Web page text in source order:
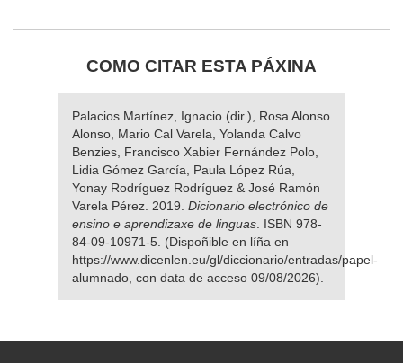
COMO CITAR ESTA PÁXINA
Palacios Martínez, Ignacio (dir.), Rosa Alonso
Alonso, Mario Cal Varela, Yolanda Calvo
Benzies, Francisco Xabier Fernández Polo,
Lidia Gómez García, Paula López Rúa,
Yonay Rodríguez Rodríguez & José Ramón
Varela Pérez. 2019. Dicionario electrónico de
ensino e aprendizaxe de linguas . ISBN 978-
84-09-10971-5. (Dispoñible en líña en
https://www.dicenlen.eu/gl/diccionario/entradas/papel-
alumnado, con data de acceso 09/08/2026).